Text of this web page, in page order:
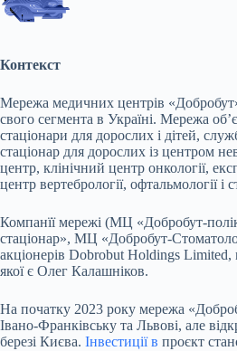
Контекст
Мережа медичних центрів
свого сегмента в Україні. Мережа
стаціонари для дорослих і дітей,
стаціонар для дорослих із центром
центр, клінічний центр онкології,
центр вертебрології, офтальмології і
Компанїї мережі (МЦ «Добробут-
стаціонар», МЦ «Добробут-
акціонерів Dobrobut Holdings
якої є Олег Калашніков.
На початку 2023 року мережа
Івано-Франківську та Львові, але
березі Києва. Інвестиції в проєкт